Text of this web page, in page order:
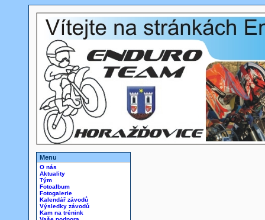
Menu
O nás
Aktuality
Tým
Fotoalbum
Fotogalerie
Kalendář závodů
Výsledky závodů
Kam na trénink